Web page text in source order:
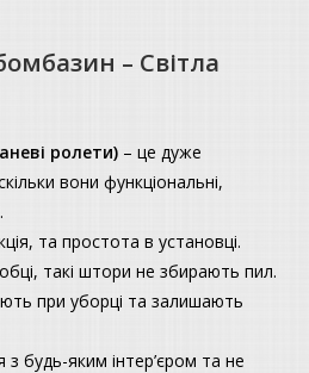
– Світла
ролети) – це дуже
вони функціональні,
та простота в установці.
такі штори не збирають пил.
при уборці та залишають
будь-яким інтер’єром та не